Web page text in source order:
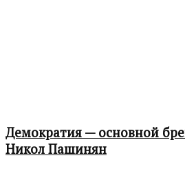
Демократия — основной
Никол Пашинян